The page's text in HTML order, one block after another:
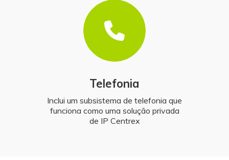
Telefonia
Inclui um subsistema de telefonia que
funciona como uma solução privada
de IP Centrex